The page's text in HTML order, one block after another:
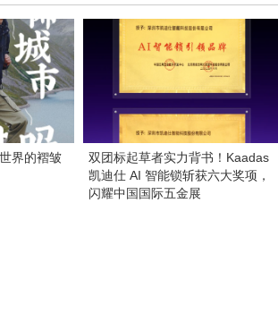
界的褶皱
双团标起草者实力背书！Kaadas
凯迪仕 AI 智能锁斩获六大奖项，
闪耀中国国际五金展